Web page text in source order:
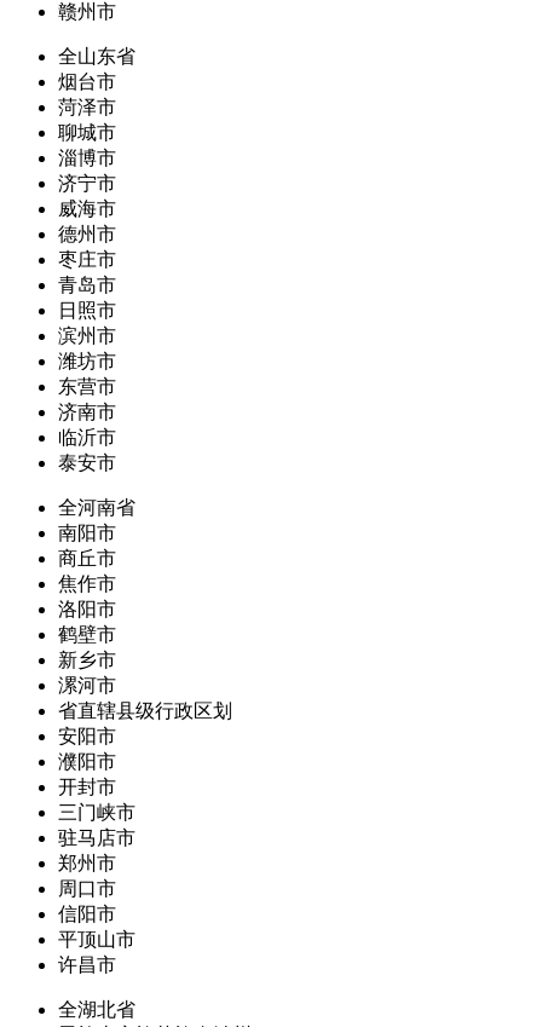
赣州市
全山东省
烟台市
菏泽市
聊城市
淄博市
济宁市
威海市
德州市
枣庄市
青岛市
日照市
滨州市
潍坊市
东营市
济南市
临沂市
泰安市
全河南省
南阳市
商丘市
焦作市
洛阳市
鹤壁市
新乡市
漯河市
省直辖县级行政区划
安阳市
濮阳市
开封市
三门峡市
驻马店市
郑州市
周口市
信阳市
平顶山市
许昌市
全湖北省